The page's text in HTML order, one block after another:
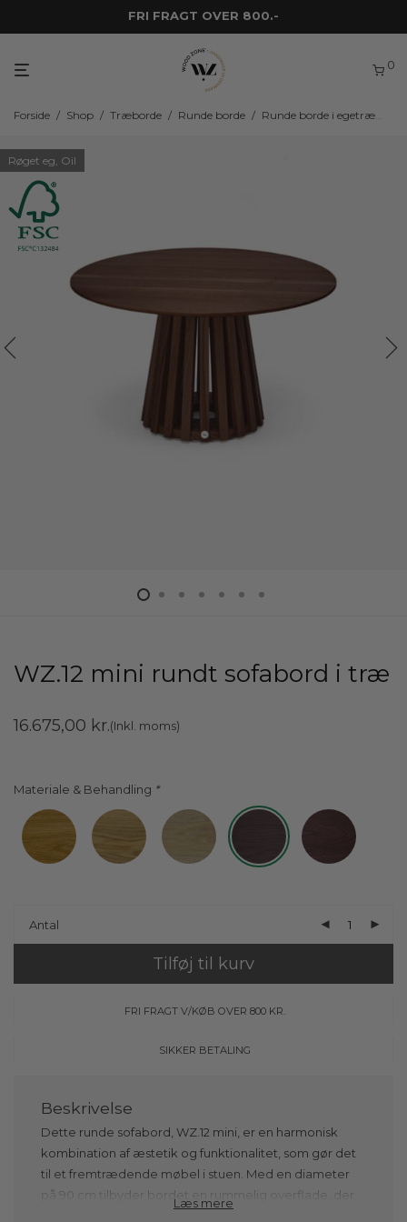
FRI FRAGT OVER 800.-
0
Forside / Shop / Træborde / Runde borde / Runde borde i egetræ
Røget eg, Oil
WZ.12 mini rundt sofabord i træ
16.675,00 kr.(Inkl. moms)
Materiale & Behandling
Antal
Tilføj til kurv
FRI FRAGT V/KØB OVER 800 KR.
SIKKER BETALING
Dette runde sofabord, WZ.12 mini, er en harmonisk
kombination af æstetik og funktionalitet, som gør det
til et fremtrædende møbel i stuen. Med en diameter
på 90 cm tilbyder bordet en rummelig overflade, der
Læs mere